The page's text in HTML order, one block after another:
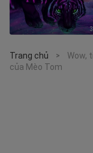
Trang chủ >
Wow,
của Mèo Tom